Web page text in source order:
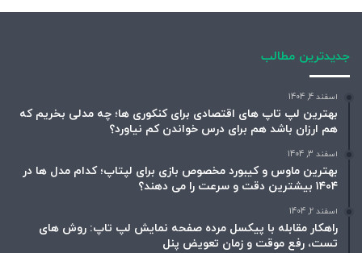
جدیدترین مطالب
اسفند 4, 1404
بهترین لپ تاپ های اقتصادی برای کنکوری ها؛ چه مدلی بخریم که
هم ارزان باشد هم برای درس خواندن کم نیاورد؟
اسفند 3, 1404
بهترین ماوس و کیبورد مخصوص بازی برای لپتاپ؛ کدام مدل ها در
۱۴۰۴ بیشترین دقت و سرعت را می دهند؟
اسفند 2, 1404
راهکار مقابله با پیکسل مرده صفحه نمایش لپ تاپ: روش های
تست، رفع موقت و زمان تعویض پنل